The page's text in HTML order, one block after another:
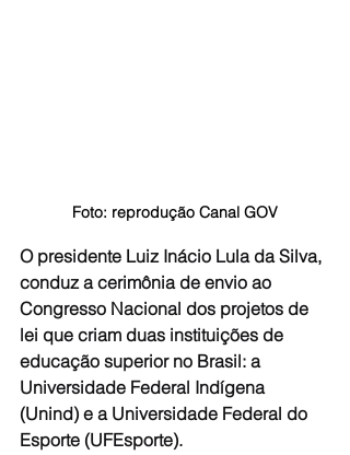
Foto: reprodução Canal GOV
O presidente Luiz Inácio Lula da Silva,
conduz a cerimônia de envio ao
Congresso Nacional dos projetos de
lei que criam duas instituições de
educação superior no Brasil: a
Universidade Federal Indígena
(Unind) e a Universidade Federal do
Esporte (UFEsporte).